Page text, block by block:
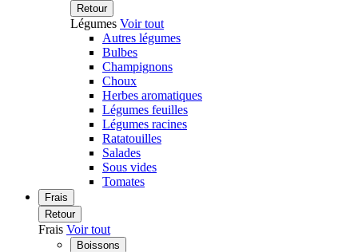
Retour
Légumes Voir tout
Autres légumes
Bulbes
Champignons
Choux
Herbes aromatiques
Légumes feuilles
Légumes racines
Ratatouilles
Salades
Sous vides
Tomates
Frais
Retour
Frais Voir tout
Boissons